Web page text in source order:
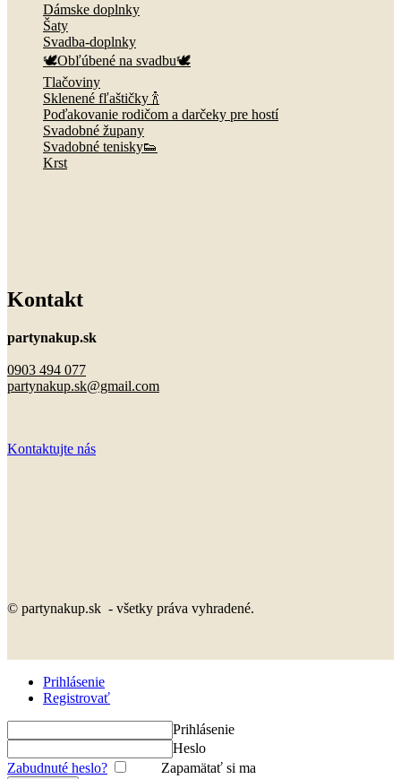
Dámske doplnky
Šaty
Svadba-doplnky
🕊️Obľúbené na svadbu🕊️
Tlačoviny
Sklenené fľaštičky 🍾
Poďakovanie rodičom a darčeky pre hostí
Svadobné župany
Svadobné tenisky👟
Krst
Kontakt
partynakup.sk
0903 494 077
partynakup.sk@gmail.com
Kontaktujte nás
© partynakup.sk - všetky práva vyhradené.
Prihlásenie
Registrovať
Prihlásenie
Heslo
Zabudnuté heslo?
Zapamätať si ma